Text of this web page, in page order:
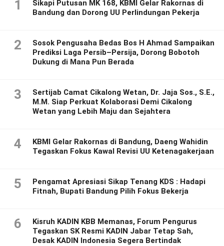
1
Sikapi Putusan MK 168, KBMI Gelar Rakornas di
Bandung dan Dorong UU Perlindungan Pekerja
2
Sosok Pengusaha Bedas Bos H Ahmad Sampaikan
Prediksi Laga Persib–Persija, Dorong Bobotoh
Dukung di Mana Pun Berada
3
Sertijab Camat Cikalong Wetan, Dr. Jaja Sos., S.E.,
M.M. Siap Perkuat Kolaborasi Demi Cikalong
Wetan yang Lebih Maju dan Sejahtera
4
KBMI Gelar Rakornas di Bandung, Daeng Wahidin
Tegaskan Fokus Kawal Revisi UU Ketenagakerjaan
5
Pengamat Apresiasi Sikap Tenang KDS : Hadapi
Fitnah, Bupati Bandung Pilih Fokus Bekerja
6
Kisruh KADIN KBB Memanas, Forum Pengurus
Tegaskan SK Resmi KADIN Jabar Tetap Sah,
Desak KADIN Indonesia Segera Bertindak